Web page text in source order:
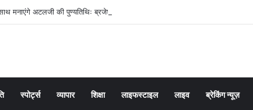
मनाएंगे अटलजी की पुण्यतिथिः ब्रजेश पाठक
स्पोर्ट्स व्यापार शिक्षा लाइफस्टाइल लाइव ब्रेकिंग न्यूज़